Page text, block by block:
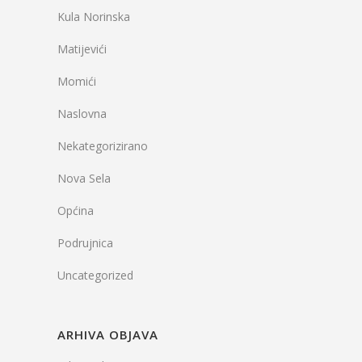
Kula Norinska
Matijevići
Momići
Naslovna
Nekategorizirano
Nova Sela
Općina
Podrujnica
Uncategorized
ARHIVA OBJAVA